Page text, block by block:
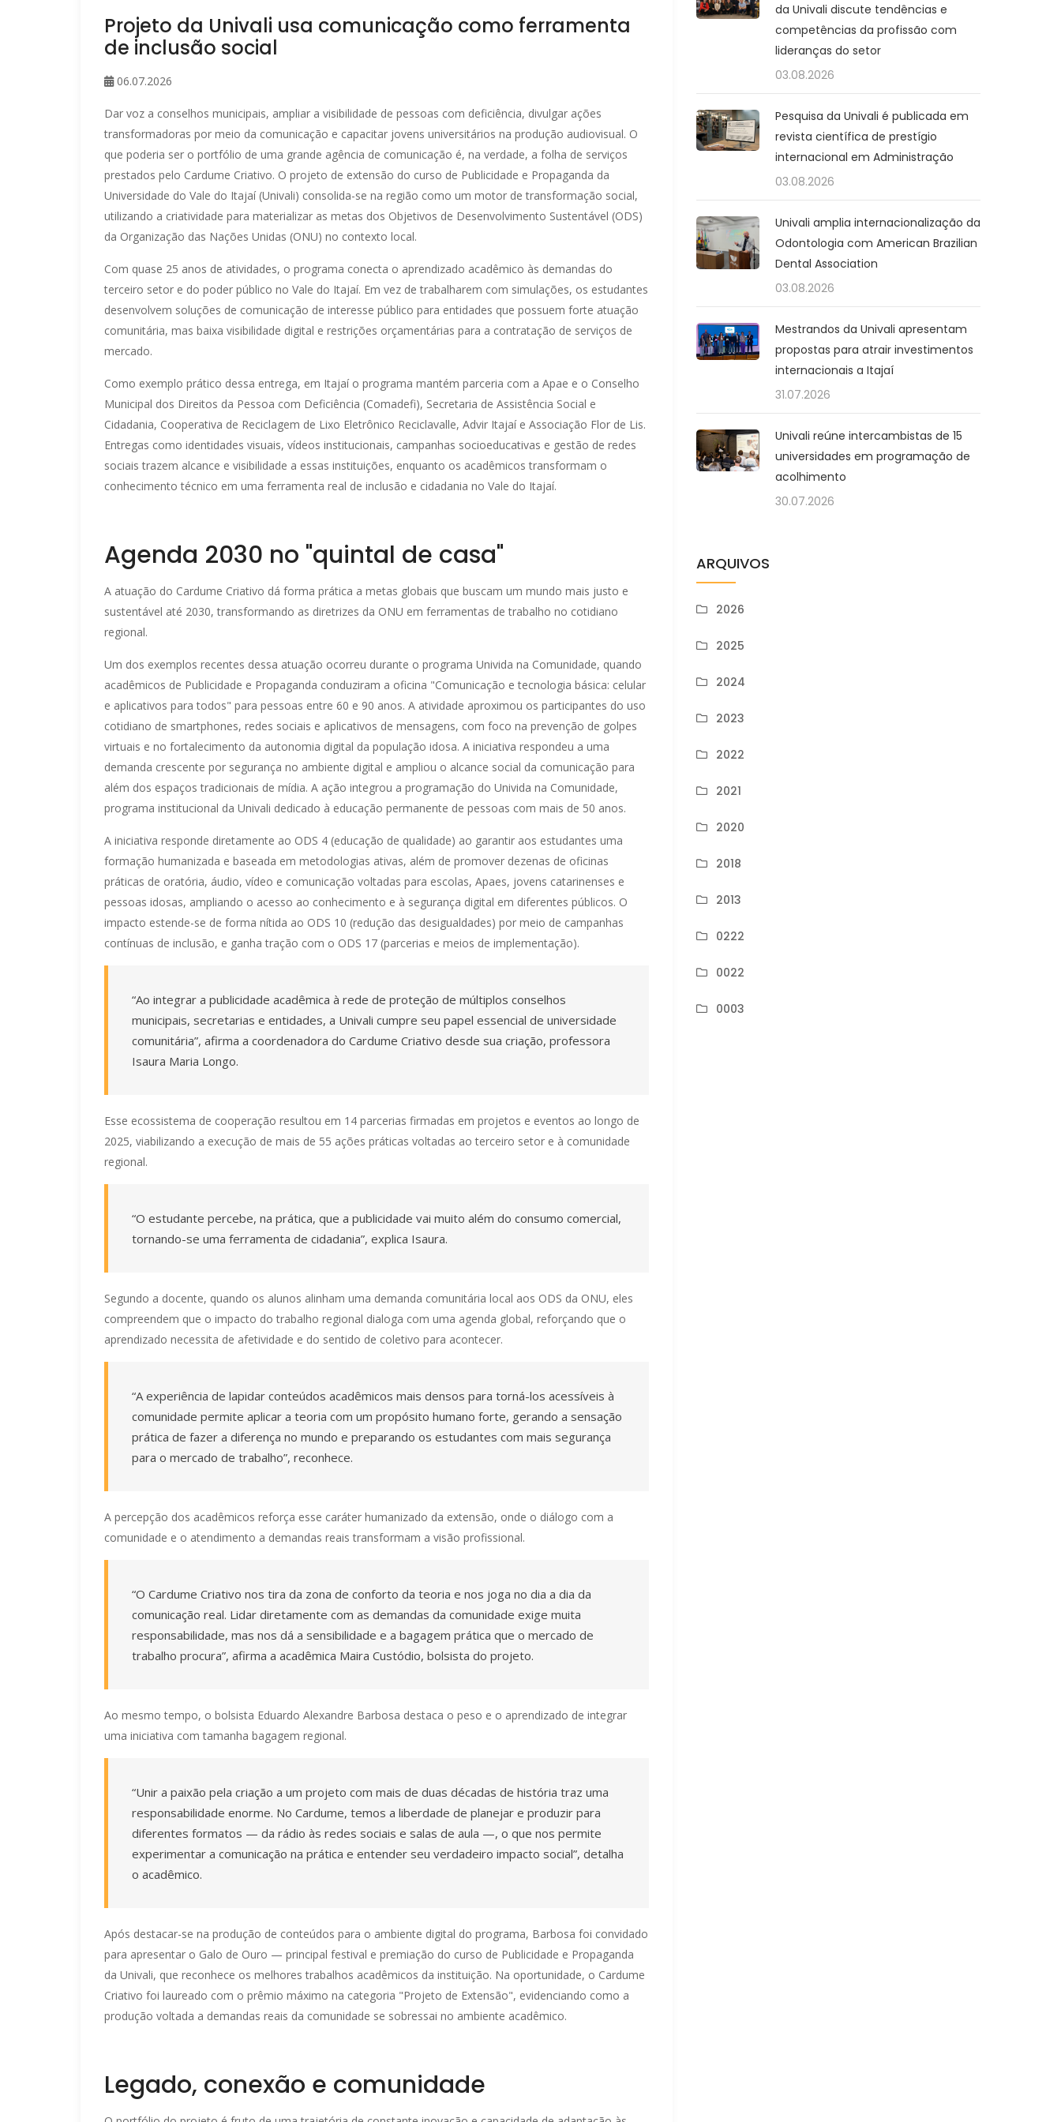
Projeto da Univali usa comunicação como ferramenta
de inclusão social
06.07.2026
Dar voz a conselhos municipais, ampliar a visibilidade de pessoas com deficiência, divulgar ações
transformadoras por meio da comunicação e capacitar jovens universitários na produção audiovisual. O
que poderia ser o portfólio de uma grande agência de comunicação é, na verdade, a folha de serviços
prestados pelo Cardume Criativo. O projeto de extensão do curso de Publicidade e Propaganda da
Universidade do Vale do Itajaí (Univali) consolida-se na região como um motor de transformação social,
utilizando a criatividade para materializar as metas dos Objetivos de Desenvolvimento Sustentável (ODS)
da Organização das Nações Unidas (ONU) no contexto local.
Com quase 25 anos de atividades, o programa conecta o aprendizado acadêmico às demandas do
terceiro setor e do poder público no Vale do Itajaí. Em vez de trabalharem com simulações, os estudantes
desenvolvem soluções de comunicação de interesse público para entidades que possuem forte atuação
comunitária, mas baixa visibilidade digital e restrições orçamentárias para a contratação de serviços de
mercado.
Como exemplo prático dessa entrega, em Itajaí o programa mantém parceria com a Apae e o Conselho
Municipal dos Direitos da Pessoa com Deficiência (Comadefi), Secretaria de Assistência Social e
Cidadania, Cooperativa de Reciclagem de Lixo Eletrônico Reciclavalle, Advir Itajaí e Associação Flor de Lis.
Entregas como identidades visuais, vídeos institucionais, campanhas socioeducativas e gestão de redes
sociais trazem alcance e visibilidade a essas instituições, enquanto os acadêmicos transformam o
conhecimento técnico em uma ferramenta real de inclusão e cidadania no Vale do Itajaí.
Agenda 2030 no "quintal de casa"
A atuação do Cardume Criativo dá forma prática a metas globais que buscam um mundo mais justo e
sustentável até 2030, transformando as diretrizes da ONU em ferramentas de trabalho no cotidiano
regional.
Um dos exemplos recentes dessa atuação ocorreu durante o programa Univida na Comunidade, quando
acadêmicos de Publicidade e Propaganda conduziram a oficina "Comunicação e tecnologia básica: celular
e aplicativos para todos" para pessoas entre 60 e 90 anos. A atividade aproximou os participantes do uso
cotidiano de smartphones, redes sociais e aplicativos de mensagens, com foco na prevenção de golpes
virtuais e no fortalecimento da autonomia digital da população idosa. A iniciativa respondeu a uma
demanda crescente por segurança no ambiente digital e ampliou o alcance social da comunicação para
além dos espaços tradicionais de mídia. A ação integrou a programação do Univida na Comunidade,
programa institucional da Univali dedicado à educação permanente de pessoas com mais de 50 anos.
A iniciativa responde diretamente ao ODS 4 (educação de qualidade) ao garantir aos estudantes uma
formação humanizada e baseada em metodologias ativas, além de promover dezenas de oficinas
práticas de oratória, áudio, vídeo e comunicação voltadas para escolas, Apaes, jovens catarinenses e
pessoas idosas, ampliando o acesso ao conhecimento e à segurança digital em diferentes públicos. O
impacto estende-se de forma nítida ao ODS 10 (redução das desigualdades) por meio de campanhas
contínuas de inclusão, e ganha tração com o ODS 17 (parcerias e meios de implementação).
“Ao integrar a publicidade acadêmica à rede de proteção de múltiplos conselhos
municipais, secretarias e entidades, a Univali cumpre seu papel essencial de universidade
comunitária”, afirma a coordenadora do Cardume Criativo desde sua criação, professora
Isaura Maria Longo.
Esse ecossistema de cooperação resultou em 14 parcerias firmadas em projetos e eventos ao longo de
2025, viabilizando a execução de mais de 55 ações práticas voltadas ao terceiro setor e à comunidade
regional.
“O estudante percebe, na prática, que a publicidade vai muito além do consumo comercial,
tornando-se uma ferramenta de cidadania”, explica Isaura.
Segundo a docente, quando os alunos alinham uma demanda comunitária local aos ODS da ONU, eles
compreendem que o impacto do trabalho regional dialoga com uma agenda global, reforçando que o
aprendizado necessita de afetividade e do sentido de coletivo para acontecer.
“A experiência de lapidar conteúdos acadêmicos mais densos para torná-los acessíveis à
comunidade permite aplicar a teoria com um propósito humano forte, gerando a sensação
prática de fazer a diferença no mundo e preparando os estudantes com mais segurança
para o mercado de trabalho”, reconhece.
A percepção dos acadêmicos reforça esse caráter humanizado da extensão, onde o diálogo com a
comunidade e o atendimento a demandas reais transformam a visão profissional.
“O Cardume Criativo nos tira da zona de conforto da teoria e nos joga no dia a dia da
comunicação real. Lidar diretamente com as demandas da comunidade exige muita
responsabilidade, mas nos dá a sensibilidade e a bagagem prática que o mercado de
trabalho procura”, afirma a acadêmica Maira Custódio, bolsista do projeto.
Ao mesmo tempo, o bolsista Eduardo Alexandre Barbosa destaca o peso e o aprendizado de integrar
uma iniciativa com tamanha bagagem regional.
“Unir a paixão pela criação a um projeto com mais de duas décadas de história traz uma
responsabilidade enorme. No Cardume, temos a liberdade de planejar e produzir para
diferentes formatos — da rádio às redes sociais e salas de aula —, o que nos permite
experimentar a comunicação na prática e entender seu verdadeiro impacto social”, detalha
o acadêmico.
Após destacar-se na produção de conteúdos para o ambiente digital do programa, Barbosa foi convidado
para apresentar o Galo de Ouro — principal festival e premiação do curso de Publicidade e Propaganda
da Univali, que reconhece os melhores trabalhos acadêmicos da instituição. Na oportunidade, o Cardume
Criativo foi laureado com o prêmio máximo na categoria "Projeto de Extensão", evidenciando como a
produção voltada a demandas reais da comunidade se sobressai no ambiente acadêmico.
Legado, conexão e comunidade
da Univali discute tendências e
competências da profissão com
lideranças do setor
03.08.2026
Pesquisa da Univali é publicada em
revista científica de prestígio
internacional em Administração
03.08.2026
Univali amplia internacionalização da
Odontologia com American Brazilian
Dental Association
03.08.2026
Mestrandos da Univali apresentam
propostas para atrair investimentos
internacionais a Itajaí
31.07.2026
Univali reúne intercambistas de 15
universidades em programação de
acolhimento
30.07.2026
ARQUIVOS
2026
2025
2024
2023
2022
2021
2020
2018
2013
0222
0022
0003